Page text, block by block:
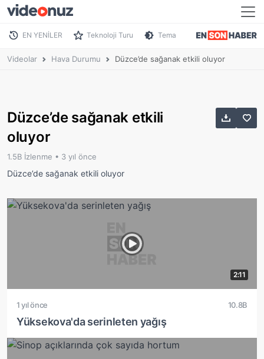
EN YENİLER Teknoloji Turu Tema
Videolar Hava Durumu Düzce’de sağanak etkili oluyor
Düzce’de sağanak etkili
oluyor
1.5B İzlenme • 3 yıl önce
Düzce’de sağanak etkili oluyor
2:11
1 yıl önce 10.8B
Yüksekova'da serinleten yağış